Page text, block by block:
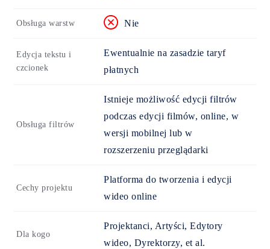
Obsługa warstw Nie
Edycja tekstu i
czcionek
Ewentualnie na zasadzie taryf
płatnych
Obsługa filtrów
Istnieje możliwość edycji filtrów
podczas edycji filmów, online, w
wersji mobilnej lub w
rozszerzeniu przeglądarki
Cechy projektu
Platforma do tworzenia i edycji
wideo online
Dla kogo
Projektanci, Artyści, Edytory
wideo, Dyrektorzy, et al.